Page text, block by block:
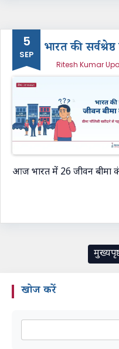
5
SEP भारत की
Ritesh Kumar
आज भारत में 26 जीवन बीमा
खोज करें